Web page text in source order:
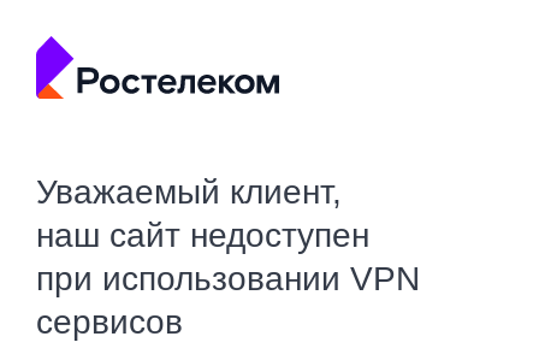
Уважаемый клиент,
наш сайт недоступен
при использовании VPN
сервисов